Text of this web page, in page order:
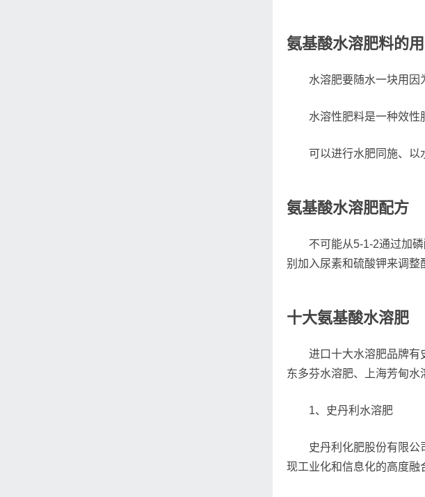
氨基酸水溶肥料的
水溶肥要随水一块用因
水溶性肥料是一种效性
可以进行水肥同施、以
氨基酸水溶肥配方
不可能从5-1-2通过加
别加入尿素和硫酸钾来调整
十大氨基酸水溶肥
进口十大水溶肥品牌有
东多芬水溶肥、上海芳甸水
1、史丹利水溶肥
史丹利化肥股份有限
现工业化和信息化的高度融